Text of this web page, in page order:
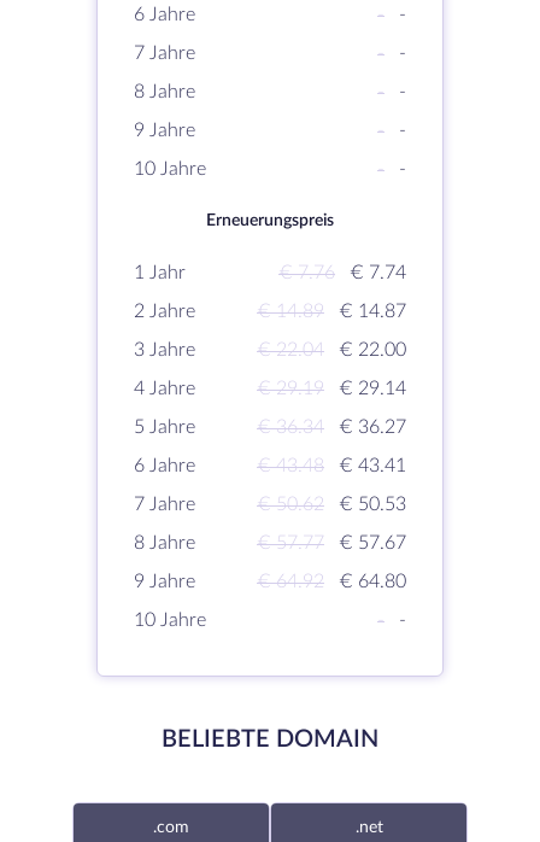
6 Jahre
-
-
7 Jahre
-
-
8 Jahre
-
-
9 Jahre
-
-
10 Jahre
- -
Erneuerungspreis
1 Jahr € 7.76
€ 7.74
2 Jahre
€ 14.89
€ 14.87
3 Jahre
€ 22.04
€ 22.00
4 Jahre
€ 29.19
€ 29.14
5 Jahre
€ 36.34
€ 36.27
6 Jahre
€ 43.48
€ 43.41
7 Jahre
€ 50.62
€ 50.53
8 Jahre
€ 57.77
€ 57.67
9 Jahre
€ 64.92
€ 64.80
10 Jahre
- -
BELIEBTE DOMAIN
.com .net